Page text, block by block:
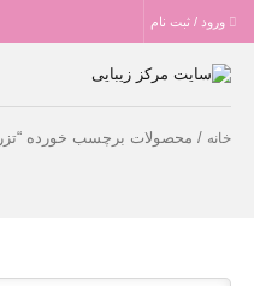
ورود / ثبت نام
خانه / محصولات برچسب خورده